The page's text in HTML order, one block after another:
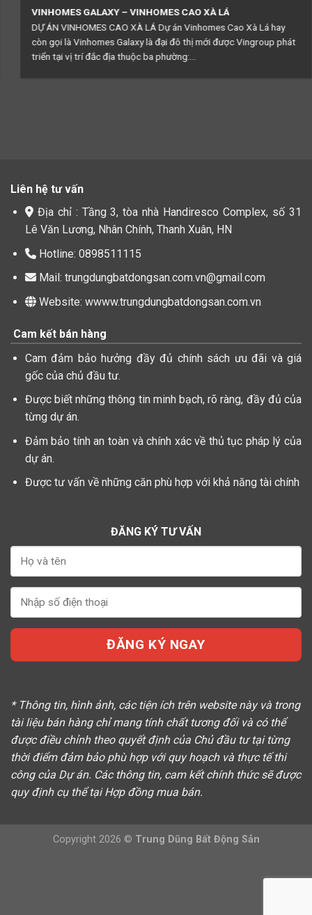
VINHOMES GALAXY – VINHOMES CAO XÀ LÁ
DỰ ÁN VINHOMES CAO XÀ LÁ Dự án Vinhomes Cao Xà Lá hay
còn gọi là Vinhomes Galaxy là đại đô thị mới được Vingroup phát
triển tại vị trí đắc địa thuộc ba phường:...
Liên hệ tư vấn
Địa chỉ : Tầng 3, tòa nhà Handiresco Complex, số 31
Lê Văn Lương, Nhân Chính, Thanh Xuân, HN
Hotline: 0898511115
Mail: trungdungbatdongsan.com.vn@gmail.com
Website: wwww.trungdungbatdongsan.com.vn
Cam kết bán hàng
Cam đảm bảo hưởng đầy đủ chính sách ưu đãi và giá
gốc của chủ đầu tư.
Được biết những thông tin minh bạch, rõ ràng, đầy đủ của
từng dự án.
Đảm bảo tính an toàn và chính xác về thủ tục pháp lý của
dự án.
Được tư vấn về những căn phù hợp với khả năng tài chính
ĐĂNG KÝ TƯ VẤN
* Thông tin, hình ảnh, các tiện ích trên website này và trong
tài liệu bán hàng chỉ mang tính chất tương đối và có thể
được điều chỉnh theo quyết định của Chủ đầu tư tại từng
thời điểm đảm bảo phù hợp với quy hoạch và thực tế thi
công của Dự án. Các thông tin, cam kết chính thức sẽ được
quy định cụ thể tại Hợp đồng mua bán.
Copyright 2026 © Trung Dũng Bất Động Sản